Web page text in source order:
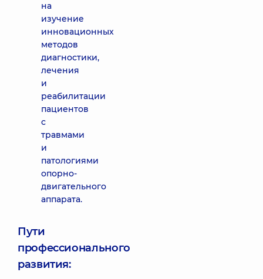
на
изучение
инновационных
методов
диагностики,
лечения
и
реабилитации
пациентов
с
травмами
и
патологиями
опорно-
двигательного
аппарата.
Пути
профессионального
развития: